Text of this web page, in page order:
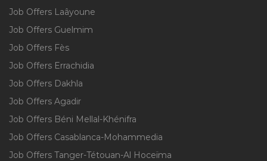
Job Offers Laâyoune
Job Offers Guelmim
Job Offers Fès
Job Offers Errachidia
Job Offers Dakhla
Job Offers Agadir
Job Offers Béni Mellal-Khénifra
Job Offers Casablanca-Mohammedia
Job Offers Tanger-Tétouan-Al Hoceïma